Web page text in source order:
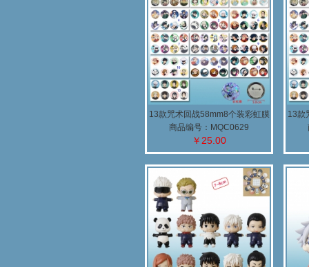
13款咒术回战58mm8个装彩虹膜
胸针(B)
商品编号：MQC0629
￥25.00
13款